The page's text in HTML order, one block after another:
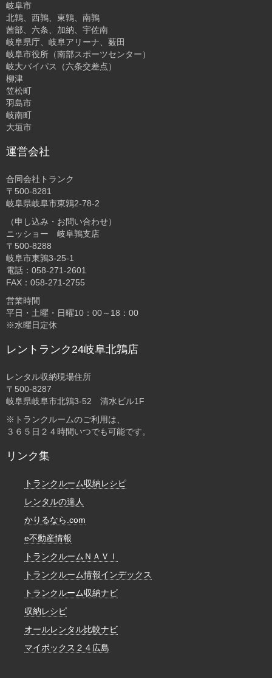
岐阜市
北鶉、西鶉、東鶉、南鶉
茜部、六条、加納、宇佐南
岐阜県庁、岐阜アリーナ、薮田
岐阜市役所（南部スポーツセンター）
岐大バイパス（六条交差点）
柳津
笠松町
羽島市
岐南町
大垣市
運営会社
合同会社トランク
〒500-8281
岐阜県岐阜市東鶉2-78-2
（申し込み・お問い合わせ）
ニッショー 岐阜鶉支店
〒500-8288
岐阜市東鶉3-25-1
電話：058-271-2601
FAX：058-271-2755
営業時間
平日・土曜・日曜10：00～18：00
※水曜日定休
レントランク24岐阜北鶉店
レンタル収納現場住所
〒500-8287
岐阜県岐阜市北鶉3-52 清水ビル1F
※トランクルームのご利用は、
３６５日２４時間いつでも可能です。
リンク集
トランクルーム収納レシピ
レンタルの達人
かりるなら.com
e不動産情報
トランクルームＮＡＶＩ
トランクルーム情報インデックス
トランクルーム収納ナビ
収納レシピ
オールレンタル比較ナビ
マイボックス２４広島